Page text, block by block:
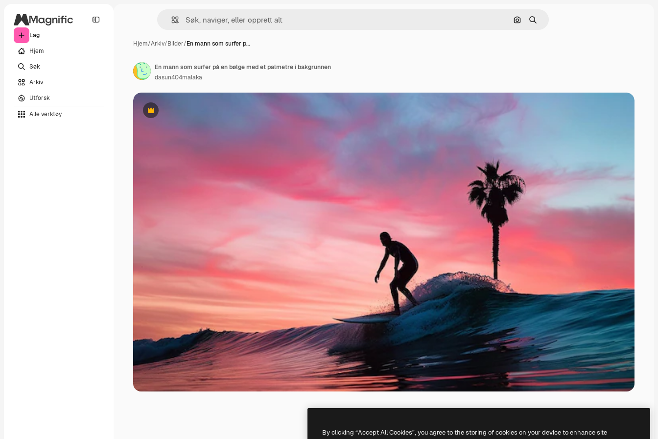
Lag
Hjem
Søk
Arkiv
Utforsk
Alle verktøy
Søk etter bilde
Søk
Hjem/Arkiv/Bilder/En mann som surfer p…
Premium
En mann som surfer på en bølge med et palmetre i bakgrunnen
dasun404malaka
By clicking “Accept All Cookies”, you agree to the storing of cookies on your device to enhance site